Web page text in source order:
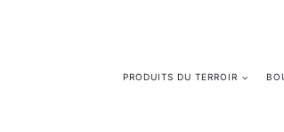
PRODUITS DU TERROIR